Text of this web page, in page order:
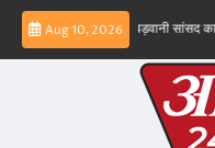
Skip
content
Aug 10, 2026
नहीं – ईरान बड़वानी सांसद का बड़ा